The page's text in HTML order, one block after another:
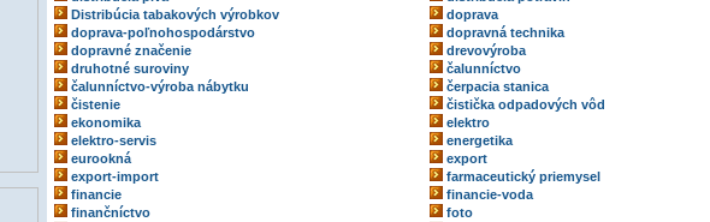
Distribúcia tabakových výrobkov
doprava
doprava-poľnohospodárstvo
dopravná technika
dopravné značenie
drevovýroba
druhotné suroviny
čalunníctvo
čalunníctvo-výroba nábytku
čerpacia stanica
čistenie
čistička odpadových vôd
ekonomika
elektro
elektro-servis
energetika
eurookná
export
export-import
farmaceutický priemysel
financie
financie-voda
finančníctvo
foto